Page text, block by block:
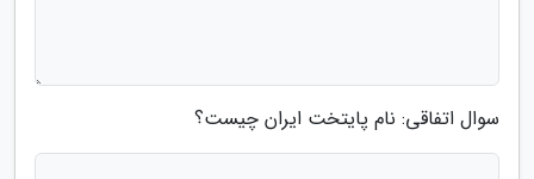
سوال اتفاقی: نام پایتخت ایران چیست؟